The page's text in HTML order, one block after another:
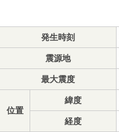
発生時刻
震源地
最大震度
位置
緯度
経度